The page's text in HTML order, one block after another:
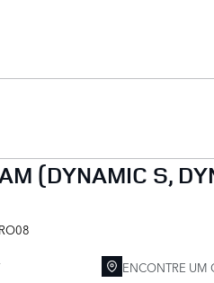
(DYNAMIC S,
ENCONTRE UM